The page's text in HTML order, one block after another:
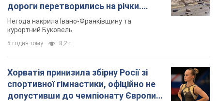
дороги перетворились на річки.
Відео
Негода накрила Івано-Франківщину та
курортний Буковель
5 годин тому 8,2 т.
Хорватія принизила збірну Росії зі
спортивної гімнастики, офіційно не
допустивши до чемпіонату Європи